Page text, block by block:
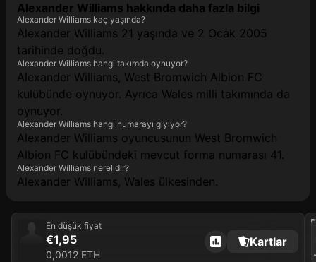
Alexander Williams hakkında daha fazla bilgi
Alexander Williams kaç yaşında?
Alexander Williams 21 yaşında ve 2 Ocak 2005
tarihinde doğdu.
Alexander Williams hangi takımda oynuyor?
Alexander Williams, West Bromwich Albion FC
kulübünde oynuyor. Ayrıca Wales milli takımında da
oynuyor.
Alexander Williams hangi numarayı giyiyor?
Alexander Williams oyuncusunun West Bromwich
Albion FC kulübündeki mevcut forma numarası 41.
Alexander Williams nerelidir?
Alexander Williams, Wales ülkesinden.
En düşük fiyat
€1,95
0,0012 ETH
Kartlar
2026